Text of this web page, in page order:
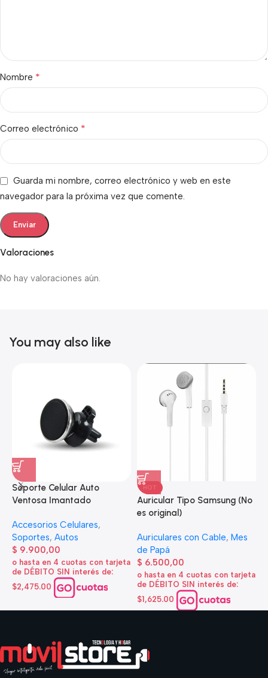
Valoraciones
No hay valoraciones aún.
Nombre *
Correo electrónico *
Guarda mi nombre, correo electrónico y web en este
navegador para la próxima vez que comente.
You may also like
Soporte Celular Auto
Ventosa Imantado
Accesorios Celulares,
Soportes, Autos
$ 9.900,00
o hasta en 4 cuotas con tarjeta
de DÉBITO SIN interés de:
$2,475.00
HOT
Auricular Tipo Samsung (No
es original)
Auriculares con Cable, Mes
de Papá
$ 6.500,00
o hasta en 4 cuotas con tarjeta
de DÉBITO SIN interés de:
$1,625.00